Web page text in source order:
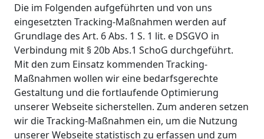
Die im Folgenden aufgeführten und von uns
eingesetzten Tracking-Maßnahmen werden auf
Grundlage des Art. 6 Abs. 1 S. 1 lit. e DSGVO in
Verbindung mit § 20b Abs.1 SchoG durchgeführt.
Mit den zum Einsatz kommenden Tracking-
Maßnahmen wollen wir eine bedarfsgerechte
Gestaltung und die fortlaufende Optimierung
unserer Webseite sicherstellen. Zum anderen setzen
wir die Tracking-Maßnahmen ein, um die Nutzung
unserer Webseite statistisch zu erfassen und zum